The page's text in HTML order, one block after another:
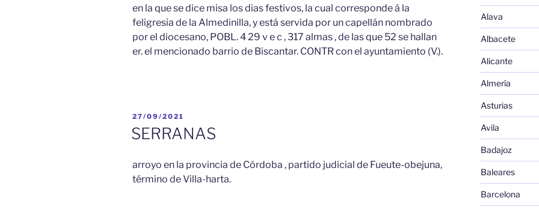
en la que se dice misa los dias festivos, la cual corresponde á la
feligresia de la Almedinilla, y está servida por un capellán nombrado
por el diocesano, POBL. 4 29 v e c , 317 almas , de las que 52 se hallan
er. el mencionado barrio de Biscantar. CONTR con el ayuntamiento (V.).
PUBLICADO
EL
27/09/2021
SERRANAS
arroyo en la provincia de Córdoba , partido judicial de Fueute-obejuna,
término de Villa-harta.
Alava
Albacete
Alicante
Almería
Asturias
Avila
Badajoz
Baleares
Barcelona